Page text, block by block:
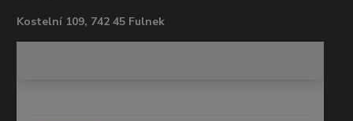
Kostelní 109, 742 45 Fulnek